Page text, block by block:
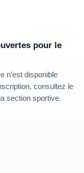
pour le
n’est disponible
consultez le
section sportive.